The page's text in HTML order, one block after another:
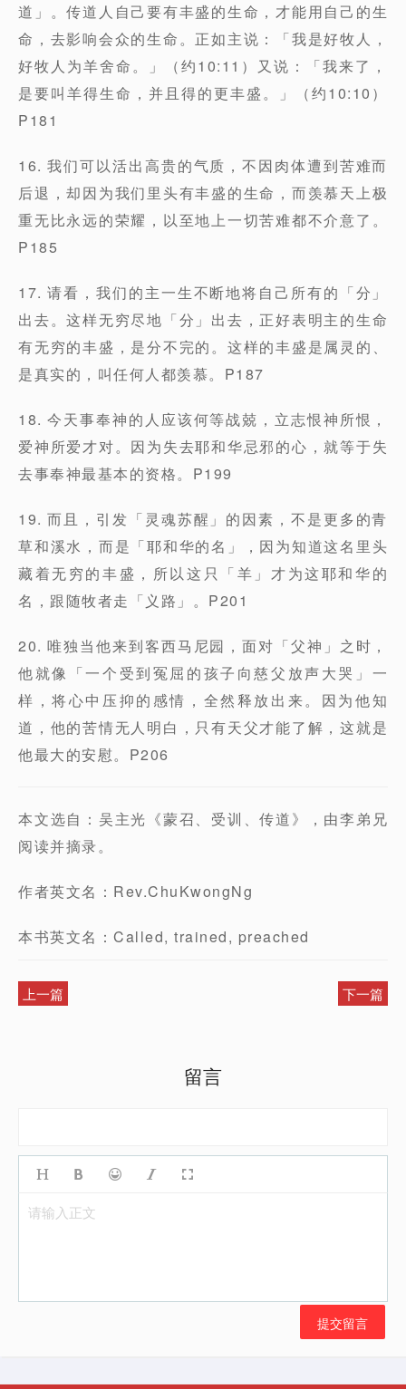
道」。传道人自己要有丰盛的生命，才能用自己的生
命，去影响会众的生命。正如主说：「我是好牧人，
好牧人为羊舍命。」（约10:11）又说：「我来了，
是要叫羊得生命，并且得的更丰盛。」（约10:10）
P181
16. 我们可以活出高贵的气质，不因肉体遭到苦难而
后退，却因为我们里头有丰盛的生命，而羡慕天上极
重无比永远的荣耀，以至地上一切苦难都不介意了。
P185
17. 请看，我们的主一生不断地将自己所有的「分」
出去。这样无穷尽地「分」出去，正好表明主的生命
有无穷的丰盛，是分不完的。这样的丰盛是属灵的、
是真实的，叫任何人都羡慕。P187
18. 今天事奉神的人应该何等战兢，立志恨神所恨，
爱神所爱才对。因为失去耶和华忌邪的心，就等于失
去事奉神最基本的资格。P199
19. 而且，引发「灵魂苏醒」的因素，不是更多的青
草和溪水，而是「耶和华的名」，因为知道这名里头
藏着无穷的丰盛，所以这只「羊」才为这耶和华的
名，跟随牧者走「义路」。P201
20. 唯独当他来到客西马尼园，面对「父神」之时，
他就像「一个受到冤屈的孩子向慈父放声大哭」一
样，将心中压抑的感情，全然释放出来。因为他知
道，他的苦情无人明白，只有天父才能了解，这就是
他最大的安慰。P206
本文选自：吴主光《蒙召、受训、传道》，由李弟兄
阅读并摘录。
作者英文名：Rev.ChuKwongNg
本书英文名：Called, trained, preached
上一篇 下一篇
留言
请输入正文
提交留言